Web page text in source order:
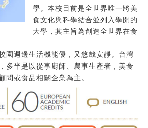
學。本校目前是全世界唯一將美
食文化與科學結合並列入學開的
大學，其主旨為創造全世界在食
園週邊生活機能優，又悠哉安靜。台灣
多半是以從事廚師、農事生產者，美食
問或食品相關企業為主。